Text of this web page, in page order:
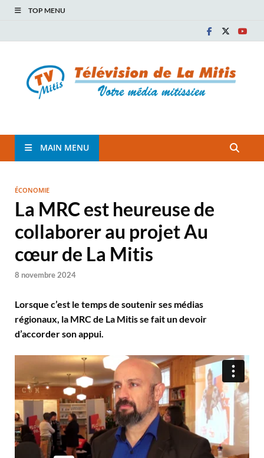
TOP MENU
TVM
MAIN MENU
ÉCONOMIE
La MRC est heureuse de
collaborer au projet Au
cœur de La Mitis
8 novembre 2024
Lorsque c’est le temps de soutenir ses médias
régionaux, la MRC de La Mitis se fait un devoir
d’accorder son appui.